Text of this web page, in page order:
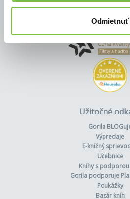
Odmietnuť
Užitočné
Gorila
Výpredaje
E-knižný
Učebnice
Knihy s podporou
Gorila podporuje
Poukážky
Bazár kníh